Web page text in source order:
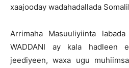
xaajooday wadahadallada
Arrimaha Masuuliyiinta
WADDANI ay kala hadleen
jeediyeen, waxa ugu